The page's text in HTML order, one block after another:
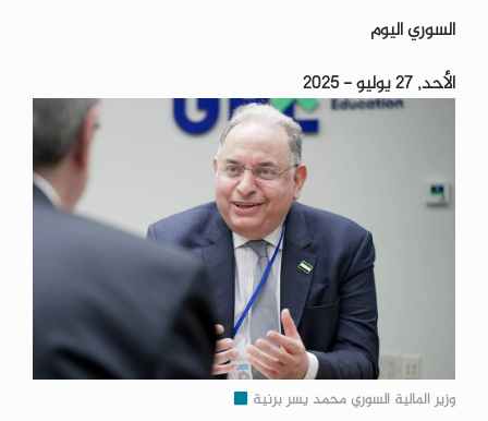
السوري اليوم
الأحد, 27 يوليو - 2025
وزير المالية السوري محمد يسر برنية